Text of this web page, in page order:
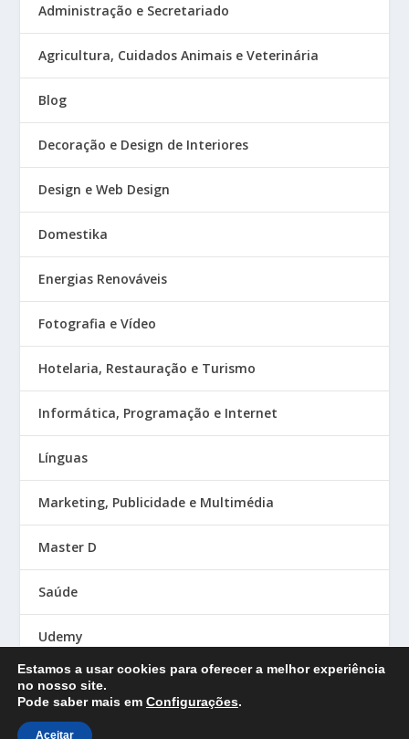
Administração e Secretariado
Agricultura, Cuidados Animais e Veterinária
Blog
Decoração e Design de Interiores
Design e Web Design
Domestika
Energias Renováveis
Fotografia e Vídeo
Hotelaria, Restauração e Turismo
Informática, Programação e Internet
Línguas
Marketing, Publicidade e Multimédia
Master D
Saúde
Udemy
Designed by
Estamos a usar cookies para oferecer a melhor experiência
no nosso site.
Pode saber mais em Configurações.
Aceitar